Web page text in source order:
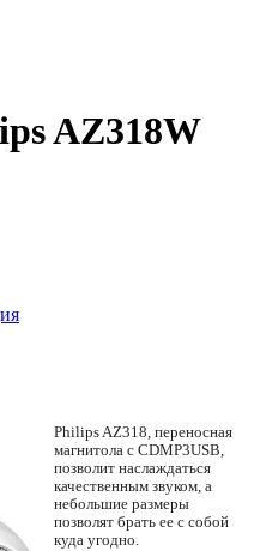
AZ318W
Philips AZ318, переносная
магнитола с CDMP3USB,
позволит наслаждаться
качественным звуком, а
небольшие размеры
позволят брать ее с собой
куда угодно.